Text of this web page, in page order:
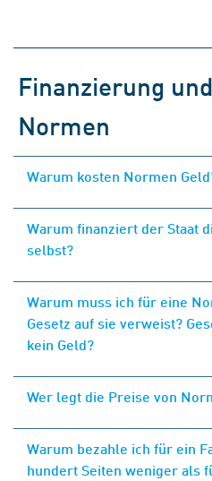
Finanzierung
Normen
Warum kosten Normen
Warum finanziert der Staat
selbst?
Warum muss ich für eine
Gesetz auf sie verweist?
kein Geld?
Wer legt die Preise von
Warum bezahle ich für ein
hundert Seiten weniger als